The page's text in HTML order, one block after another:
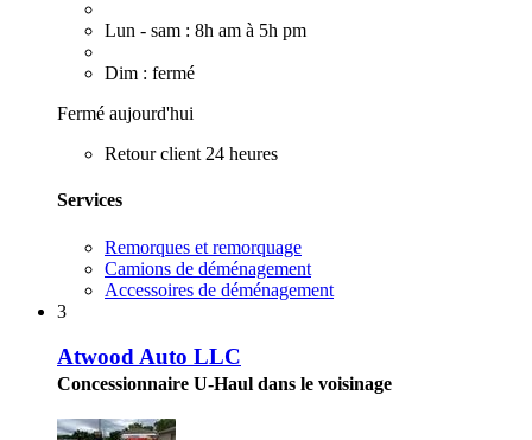
Lun - sam : 8h am à 5h pm
Dim : fermé
Fermé aujourd'hui
Retour client 24 heures
Services
Remorques et remorquage
Camions de déménagement
Accessoires de déménagement
3
Atwood Auto LLC
Concessionnaire U-Haul dans le voisinage